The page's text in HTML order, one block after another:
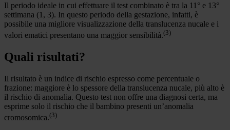
Il periodo ideale in cui effettuare il test combinato è tra la 11° e 13°
settimana (1, 3). In questo periodo della gestazione, infatti, è
possibile una migliore visualizzazione della translucenza nucale e i
valori ematici presentano una maggior sensibilità.(3)
Quali risultati?
Il risultato è un indice di rischio espresso come percentuale o
frazione: maggiore è lo spessore della translucenza nucale, più alto è
il rischio di anomalia. Questo test non offre una diagnosi certa, ma
esprime solo il rischio che il bambino presenti un’anomalia
cromosomica.(3)